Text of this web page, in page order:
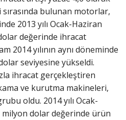
bulunan motorlar,
2013 yılı Ocak-Haziran
değerinde ihracat
2014 yılının aynı döneminde
seviyesine yükseldi.
ihracat gerçekleştiren
ve kurutma makineleri,
oldu. 2014 yılı Ocak-
dolar değerinde ürün